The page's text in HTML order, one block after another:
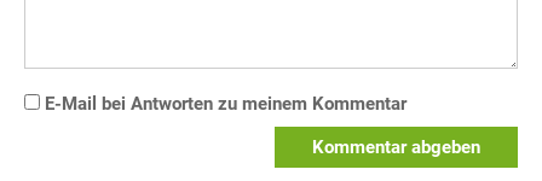
E-Mail bei Antworten zu meinem Kommentar
Kommentar abgeben